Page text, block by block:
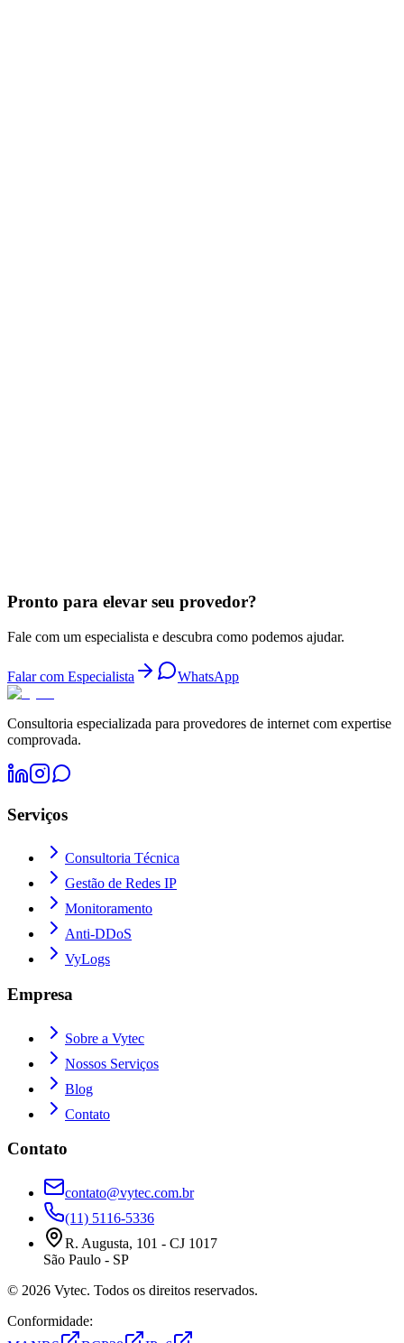
Falar com Consultor
Pronto para elevar seu provedor?
Fale com um especialista e descubra como podemos ajudar.
Falar com Especialista WhatsApp
Consultoria especializada para provedores de internet com expertise
comprovada.
Serviços
Consultoria Técnica
Gestão de Redes IP
Monitoramento
Anti-DDoS
VyLogs
Empresa
Sobre a Vytec
Nossos Serviços
Blog
Contato
Contato
contato@vytec.com.br
(11) 5116-5336
R. Augusta, 101 - CJ 1017
São Paulo - SP
© 2026 Vytec. Todos os direitos reservados.
Conformidade: